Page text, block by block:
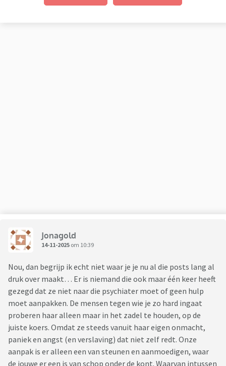
Jonagold
14-11-2025 om 10:39
Nou, dan begrijp ik echt niet waar je je nu al die posts lang al
druk over maakt… Er is niemand die ook maar één keer heeft
gezegd dat ze niet naar die psychiater moet of geen hulp
moet aanpakken. De mensen tegen wie je zo hard ingaat
proberen haar alleen maar in het zadel te houden, op de
juiste koers. Omdat ze steeds vanuit haar eigen onmacht,
paniek en angst (en verslaving) dat niet zelf redt. Onze
aanpak is er alleen een van steunen en aanmoedigen, waar
de jouwe er een is van schop onder de kont. Waarvan intussen